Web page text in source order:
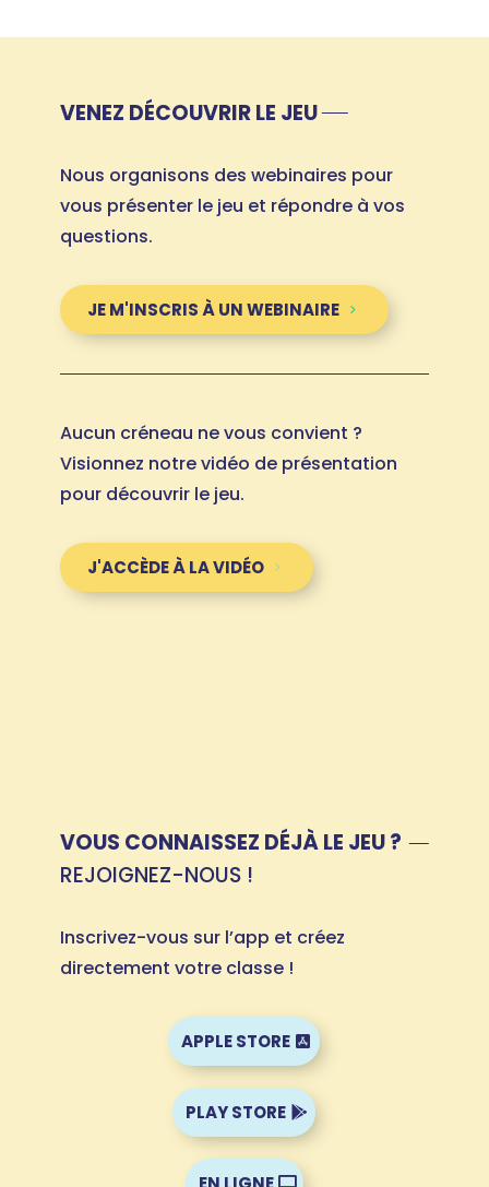
VENEZ DÉCOUVRIR LE JEU
Nous organisons des webinaires pour
vous présenter le jeu et répondre à vos
questions.
JE M'INSCRIS À UN WEBINAIRE
Aucun créneau ne vous convient ?
Visionnez notre vidéo de présentation
pour découvrir le jeu.
J'ACCÈDE À LA VIDÉO
VOUS CONNAISSEZ DÉJÀ LE JEU ?
REJOIGNEZ-NOUS !
Inscrivez-vous sur l’app et créez
directement votre classe !
APPLE STORE
PLAY STORE